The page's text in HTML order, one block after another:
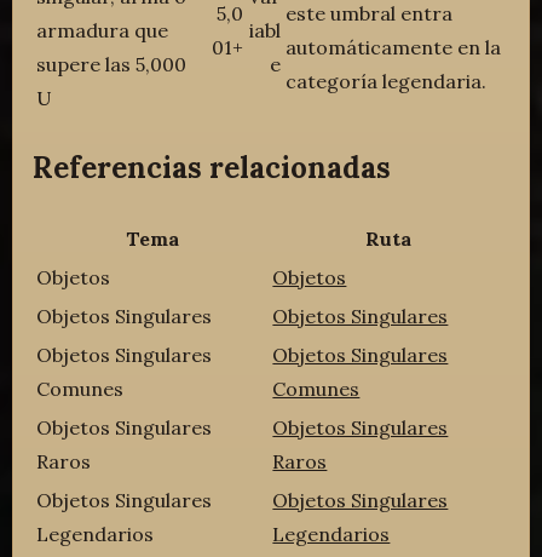
armadura que
supere las 5,000
U
5,0
01+
iabl
e
este umbral entra
automáticamente en la
categoría legendaria.
Referencias relacionadas
Tema
Ruta
Objetos
Objetos
Objetos Singulares
Objetos Singulares
Objetos Singulares
Comunes
Objetos Singulares
Comunes
Objetos Singulares
Raros
Objetos Singulares
Raros
Objetos Singulares
Legendarios
Objetos Singulares
Legendarios